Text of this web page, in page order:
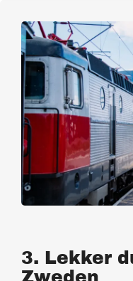
3. Lekker
Zweden